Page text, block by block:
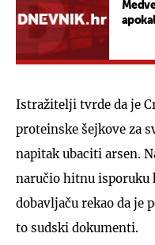
Istražitelji tvrde da je
proteinske šejkove za
napitak ubaciti arsen.
naručio hitnu isporuku
dobavljaču rekao da je
to sudski dokumenti.